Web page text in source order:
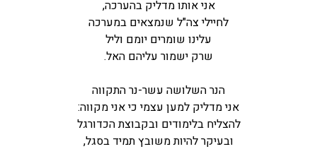
אני אותו מדליק בהערכה,
לחיילי צה"ל שנמצאים במערכה
עלינו שומרים יומם וליל
שרק ישמור עליהם האל.
הנר השלושה עשר-נר התקווה
אני מדליק למען עצמי כי אני מקווה:
להצליח בלימודים ובקבוצת הכדורגל
ובעיקר להיות משובץ תמיד בסגל,